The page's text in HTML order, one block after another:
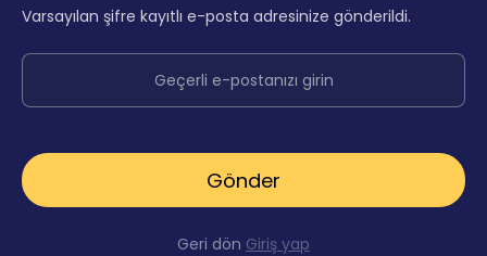
Varsayılan şifre kayıtlı e-posta adresinize gönderildi.
Gönder
Geri dön Giriş yap